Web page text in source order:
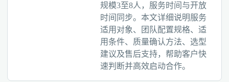
规模3至8人，服务时间与开放
时间同步。本文详细说明服务
适用对象、团队配置规格、适
用条件、质量确认方法、选型
建议及售后支持，帮助客户快
速判断并高效启动合作。